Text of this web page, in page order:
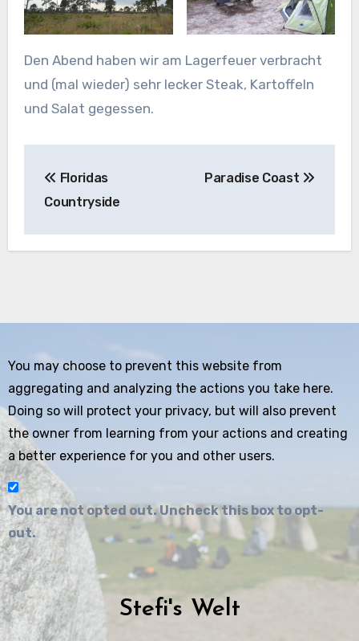
Den Abend haben wir am Lagerfeuer verbracht
und (mal wieder) sehr lecker Steak, Kartoffeln
und Salat gegessen.
Floridas
Countryside
Paradise Coast
You may choose to prevent this website from
aggregating and analyzing the actions you take here.
Doing so will protect your privacy, but will also prevent
the owner from learning from your actions and creating
a better experience for you and other users.
You are not opted out. Uncheck this box to opt-
out.
Stefi's Welt